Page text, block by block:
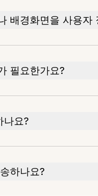
배경화면을 사용자
필요한가요?
나요?
하나요?